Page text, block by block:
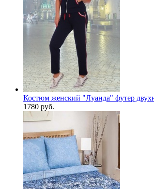
Костюм женский "Луанда" футер
1780 руб.